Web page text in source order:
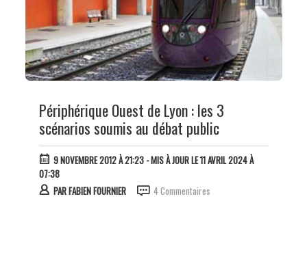
Périphérique Ouest de Lyon : les 3
scénarios soumis au débat public
9 NOVEMBRE 2012 À 21:23- MIS À JOUR LE 11 AVRIL 2024 À
07:38
PARFABIEN FOURNIER 4 Commentaires